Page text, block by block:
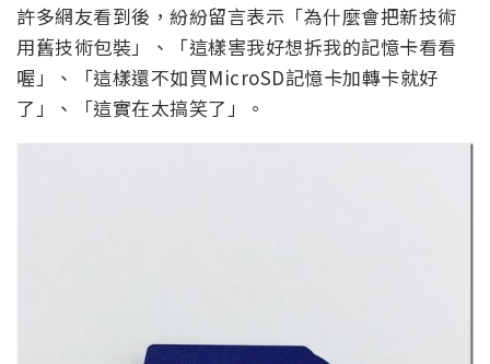
許多網友看到後，紛紛留言表示「為什麼會把新技術
用舊技術包裝」、「這樣害我好想拆我的記憶卡看看
喔」、「這樣還不如買MicroSD記憶卡加轉卡就好
了」、「這實在太搞笑了」。